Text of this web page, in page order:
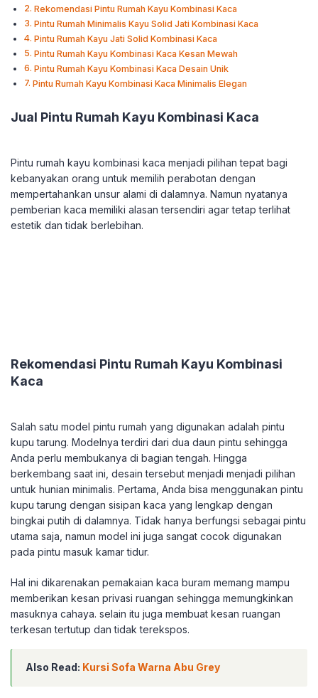
Rekomendasi Pintu Rumah Kayu Kombinasi Kaca
Pintu Rumah Minimalis Kayu Solid Jati Kombinasi Kaca
Pintu Rumah Kayu Jati Solid Kombinasi Kaca
Pintu Rumah Kayu Kombinasi Kaca Kesan Mewah
Pintu Rumah Kayu Kombinasi Kaca Desain Unik
Pintu Rumah Kayu Kombinasi Kaca Minimalis Elegan
Jual Pintu Rumah Kayu Kombinasi Kaca
Pintu rumah kayu kombinasi kaca menjadi pilihan tepat bagi
kebanyakan orang untuk memilih perabotan dengan
mempertahankan unsur alami di dalamnya. Namun nyatanya
pemberian kaca memiliki alasan tersendiri agar tetap terlihat
estetik dan tidak berlebihan.
Rekomendasi Pintu Rumah Kayu Kombinasi
Kaca
Salah satu model pintu rumah yang digunakan adalah pintu
kupu tarung. Modelnya terdiri dari dua daun pintu sehingga
Anda perlu membukanya di bagian tengah. Hingga
berkembang saat ini, desain tersebut menjadi menjadi pilihan
untuk hunian minimalis. Pertama, Anda bisa menggunakan pintu
kupu tarung dengan sisipan kaca yang lengkap dengan
bingkai putih di dalamnya. Tidak hanya berfungsi sebagai pintu
utama saja, namun model ini juga sangat cocok digunakan
pada pintu masuk kamar tidur.
Hal ini dikarenakan pemakaian kaca buram memang mampu
memberikan kesan privasi ruangan sehingga memungkinkan
masuknya cahaya. selain itu juga membuat kesan ruangan
terkesan tertutup dan tidak terekspos.
Also Read: Kursi Sofa Warna Abu Grey